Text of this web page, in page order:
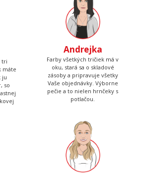
tri
máte
ju
so
Andrejka
Farby všetkých tričiek má v
oku, stará sa o skladové
zásoby a pripravuje všetky
Vaše objednávky. Výborne
pečie a to nielen hrnčeky s
potlačou.